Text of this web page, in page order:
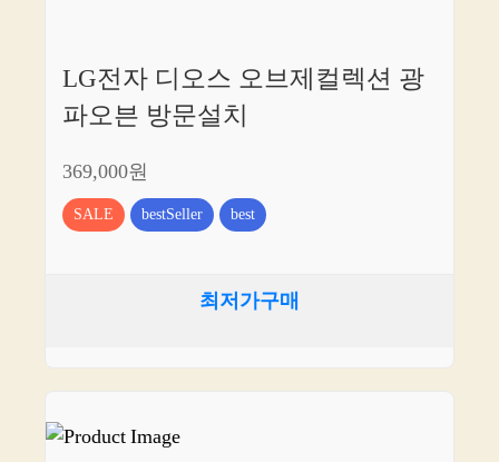
LG전자 디오스 오브제컬렉션 광
파오븐 방문설치
369,000원
SALE bestSeller best
최저가구매